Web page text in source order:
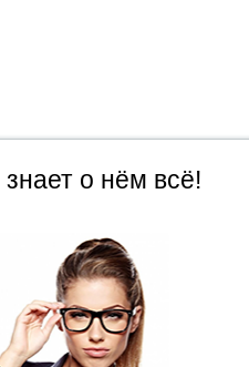
знает о нём всё!